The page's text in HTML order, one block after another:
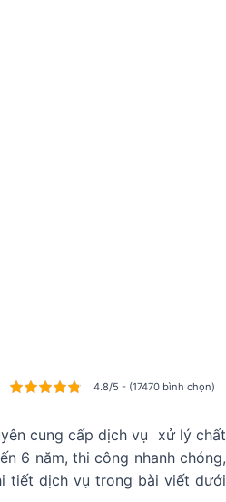
4.8/5 - (17470 bình chọn)
cung cấp dịch vụ xử lý chất
6 năm, thi công nhanh chóng,
tiết dịch vụ trong bài viết dưới